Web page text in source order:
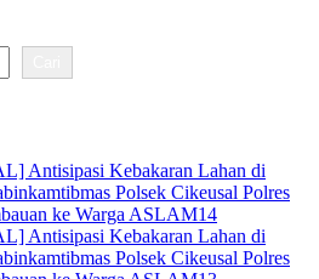
Antisipasi Kebakaran Lahan di
Polsek Cikeusal Polres
ke Warga ASLAM14
Antisipasi Kebakaran Lahan di
Polsek Cikeusal Polres